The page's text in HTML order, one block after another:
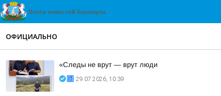
ОФИЦИАЛЬНО
«Следы не врут — врут люди
29.07.2026, 10:39